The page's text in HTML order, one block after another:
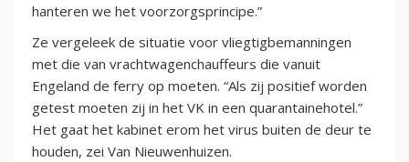
hanteren we het voorzorgsprincipe.”
Ze vergeleek de situatie voor vliegtigbemanningen
met die van vrachtwagenchauffeurs die vanuit
Engeland de ferry op moeten. “Als zij positief worden
getest moeten zij in het VK in een quarantainehotel.”
Het gaat het kabinet erom het virus buiten de deur te
houden, zei Van Nieuwenhuizen.